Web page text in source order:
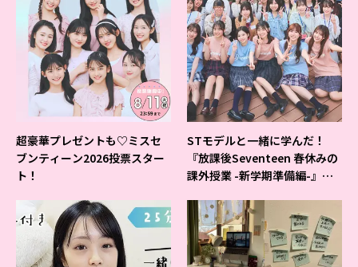
超豪華プレゼントも♡ミスセ
ブンティーン2026投票スター
ト！
STモデルと一緒に学んだ！
『放課後Seventeen 春休みの
課外授業 -新学期準備編-』イ